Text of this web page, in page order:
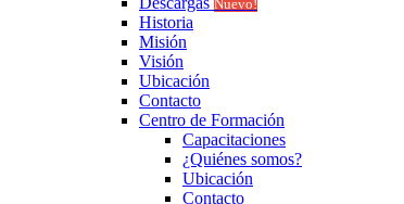
Nuevo!
Historia
Misión
Visión
Ubicación
Contacto
Centro de Formación
Capacitaciones
¿Quiénes somos?
Ubicación
Contacto